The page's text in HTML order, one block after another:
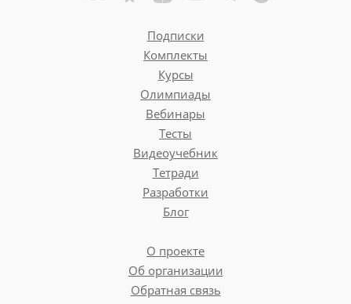
Подписки
Комплекты
Курсы
Олимпиады
Вебинары
Тесты
Видеоучебник
Тетради
Разработки
Блог
О проекте
Об организации
Обратная связь